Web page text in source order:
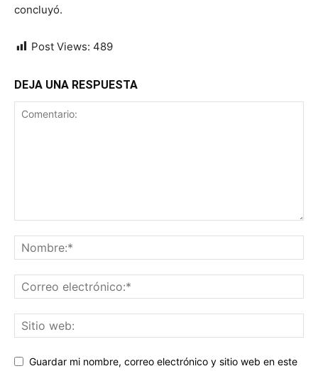
concluyó.
Post Views: 489
DEJA UNA RESPUESTA
Guardar mi nombre, correo electrónico y sitio web en este